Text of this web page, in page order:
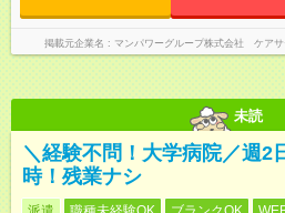
掲載元企業名 マンパワーグループ株式会社 ケア
未読
＼経験不問！大学病院／週2
時！残業ナシ